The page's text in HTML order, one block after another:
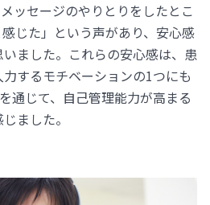
ッセージのやりとりをしたとこ
じた」という声があり、安心感
ました。これらの安心感は、患
するモチベーションの1つにも
通じて、自己管理能力が高まる
ました。